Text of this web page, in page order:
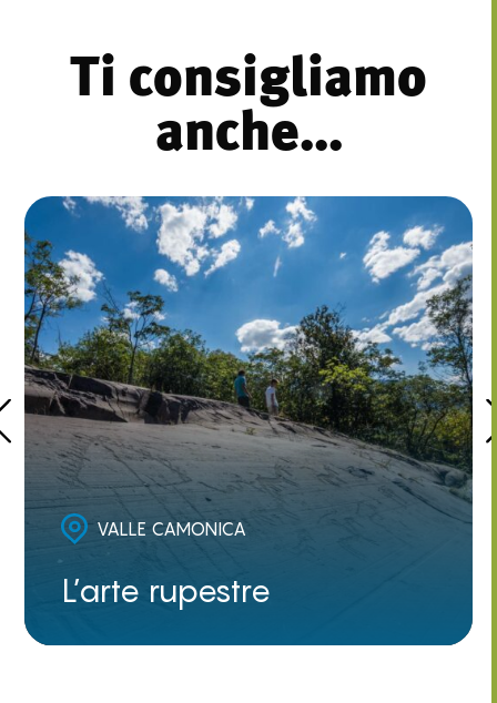
Ti consigliamo
anche...
VALLE CAMONICA
L’arte rupestre